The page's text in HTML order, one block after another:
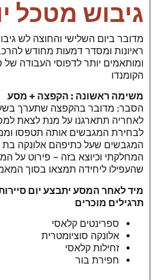
גיבוש מטכל
מדובר ביום השלישי והחוצה לש
ראיונות ומסדר דמעות מחודש
ומותאמים יותר לדפוסי העבודה של
הקומנדו
משימה ראשונה : הקפצה + מסע
הסבר: מדובר בהקפצה שתערך
לאחריה תתארגנו על מנת לצאת
לבחירת המגבשים אותה תטפסו
המגבשים שעל כתיפהם אלונקה בת
המחלקתי וכיוצא בזה – פירוט על
שהעפילו ליחידה תמצאו בסוך
מיד לאחר המסע יתבצע יום
תרגילים מוכרים
ספרינטים קלאסי
אלונקה סוציומטרית
זחילות קלאסי
חפירת בור